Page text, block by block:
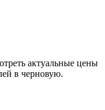
актуальные цены
в черновую.